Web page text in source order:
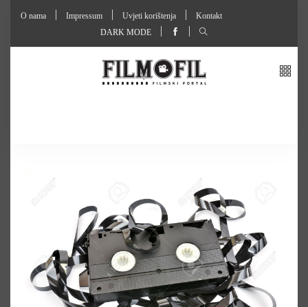
O nama Impressum Uvjeti korištenja
Kontakt
DARK MODE